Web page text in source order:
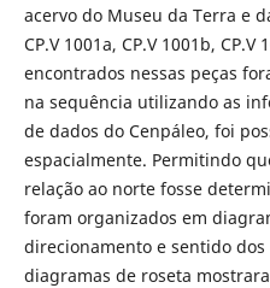
acervo do Museu da Terra e
CP.V 1001a, CP.V 1001b, CP.V
encontrados nessas peças
na sequência utilizando as
de dados do Cenpáleo, foi
espacialmente. Permitindo
relação ao norte fosse
foram organizados em
direcionamento e sentido dos
diagramas de roseta